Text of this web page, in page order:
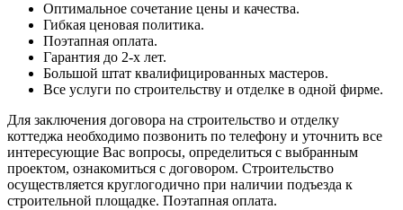
Оптимальное сочетание цены и качества.
Гибкая ценовая политика.
Поэтапная оплата.
Гарантия до 2-х лет.
Большой штат квалифицированных мастеров.
Все услуги по строительству и отделке в одной фирме.
Для заключения договора на строительство и отделку
коттеджа необходимо позвонить по телефону и уточнить все
интересующие Вас вопросы, определиться с выбранным
проектом, ознакомиться с договором. Строительство
осуществляется круглогодично при наличии подъезда к
строительной площадке. Поэтапная оплата.